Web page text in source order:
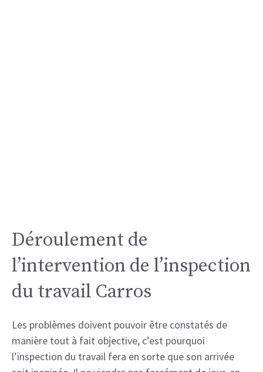
Déroulement de
l’intervention de l’inspection
du travail Carros
Les problèmes doivent pouvoir être constatés de
manière tout à fait objective, c’est pourquoi
l’inspection du travail fera en sorte que son arrivée